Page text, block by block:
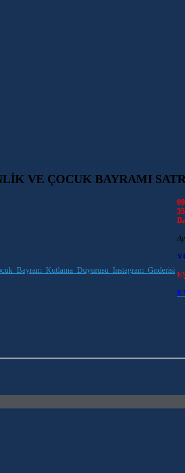
VE ÇOCUK BAYRAMI
8